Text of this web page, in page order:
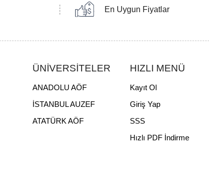
En Uygun Fiyatlar
ÜNİVERSİTELER
ANADOLU AÖF
İSTANBUL AUZEF
ATATÜRK AÖF
HIZLI MENÜ
Kayıt Ol
Giriş Yap
SSS
Hızlı PDF İndirme